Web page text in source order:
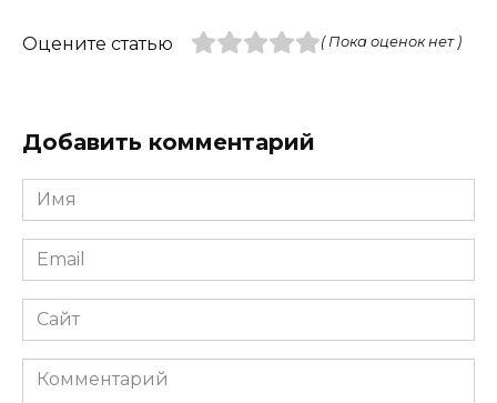
Оцените статью ( Пока оценок нет )
Добавить комментарий
Имя
*
Email
*
Сайт
Комментарий